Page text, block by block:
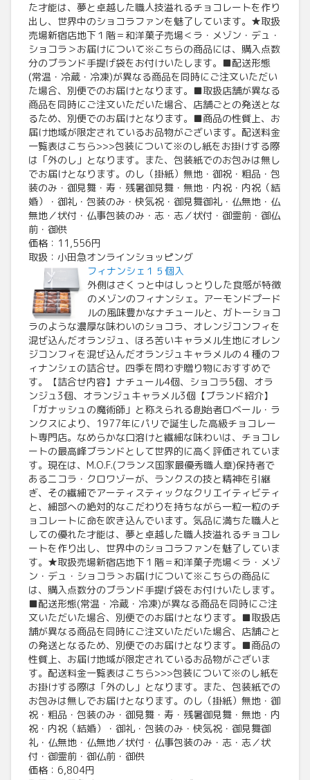
た才能は、夢と卓越した職人技溢れるチョコレートを作り
出し、世界中のショコラファンを魅了しています。★取扱
売場新宿店地下１階＝和洋菓子売場＜ラ・メゾン・デュ・
ショコラ＞お届けについて※こちらの商品には、購入点数
分のブランド手提げ袋をお付けいたします。■配送形態
(常温・冷蔵・冷凍)が異なる商品を同時にご注文いただい
た場合、別便でのお届けとなります。■取扱店舗が異なる
商品を同時にご注文いただいた場合、店舗ごとの発送とな
るため、別便でのお届けとなります。■商品の性質上、お
届け地域が限定されているお品物がございます。配送料金
一覧表はこちら>>>包装について※のし紙をお掛けする際
は「外のし」となります。また、包装紙でのお包みは無し
でお届けとなります。のし（掛紙）無地・御祝・粗品・包
装のみ・御見舞・寿・残暑御見舞・無地・内祝・内祝（結
婚）・御礼・包装のみ・快気祝・御見舞御礼・仏無地・仏
無地／状付・仏事包装のみ・志・志／状付・御霊前・御仏
前・御供
価格：11,556円
取扱：小田急オンラインショッピング
フィナンシェ１５個入
外側はさくっと中はしっとりした食感が特徴
のメゾンのフィナンシェ。アーモンドプード
ルの風味豊かなナチュールと、ガトーショコ
ラのような濃厚な味わいのショコラ、オレンジコンフィを
混ぜ込んだオランジュ、ほろ苦いキャラメル生地にオレン
ジコンフィを混ぜ込んだオランジュキャラメルの４種のフ
ィナンシェの詰合せ。四季を問わず贈り物におすすめで
す。【詰合せ内容】ナチュール4個、ショコラ5個、オラ
ンジュ3個、オランジュキャラメル3個【ブランド紹介】
「ガナッシュの魔術師」と称えられる創始者ロベール・ラ
ンクスにより、1977年にパリで誕生した高級チョコレー
ト専門店。なめらかな口溶けと繊細な味わいは、チョコレ
ートの最高峰ブランドとして世界的に高く評価されていま
す。現在は、M.O.F.(フランス国家最優秀職人章)保持者で
あるニコラ・クロワゾーが、ランクスの技と精神を引継
ぎ、その繊細でアーティスティックなクリエイティビティ
と、細部への絶対的なこだわりを持ちながら一粒一粒のチ
ョコレートに命を吹き込んでいます。気品に満ちた職人と
しての優れた才能は、夢と卓越した職人技溢れるチョコレ
ートを作り出し、世界中のショコラファンを魅了していま
す。★取扱売場新宿店地下１階＝和洋菓子売場＜ラ・メゾ
ン・デュ・ショコラ＞お届けについて※こちらの商品に
は、購入点数分のブランド手提げ袋をお付けいたします。
■配送形態(常温・冷蔵・冷凍)が異なる商品を同時にご注
文いただいた場合、別便でのお届けとなります。■取扱店
舗が異なる商品を同時にご注文いただいた場合、店舗ごと
の発送となるため、別便でのお届けとなります。■商品の
性質上、お届け地域が限定されているお品物がございま
す。配送料金一覧表はこちら>>>包装について※のし紙を
お掛けする際は「外のし」となります。また、包装紙での
お包みは無しでお届けとなります。のし（掛紙）無地・御
祝・粗品・包装のみ・御見舞・寿・残暑御見舞・無地・内
祝・内祝（結婚）・御礼・包装のみ・快気祝・御見舞御
礼・仏無地・仏無地／状付・仏事包装のみ・志・志／状
付・御霊前・御仏前・御供
価格：6,804円